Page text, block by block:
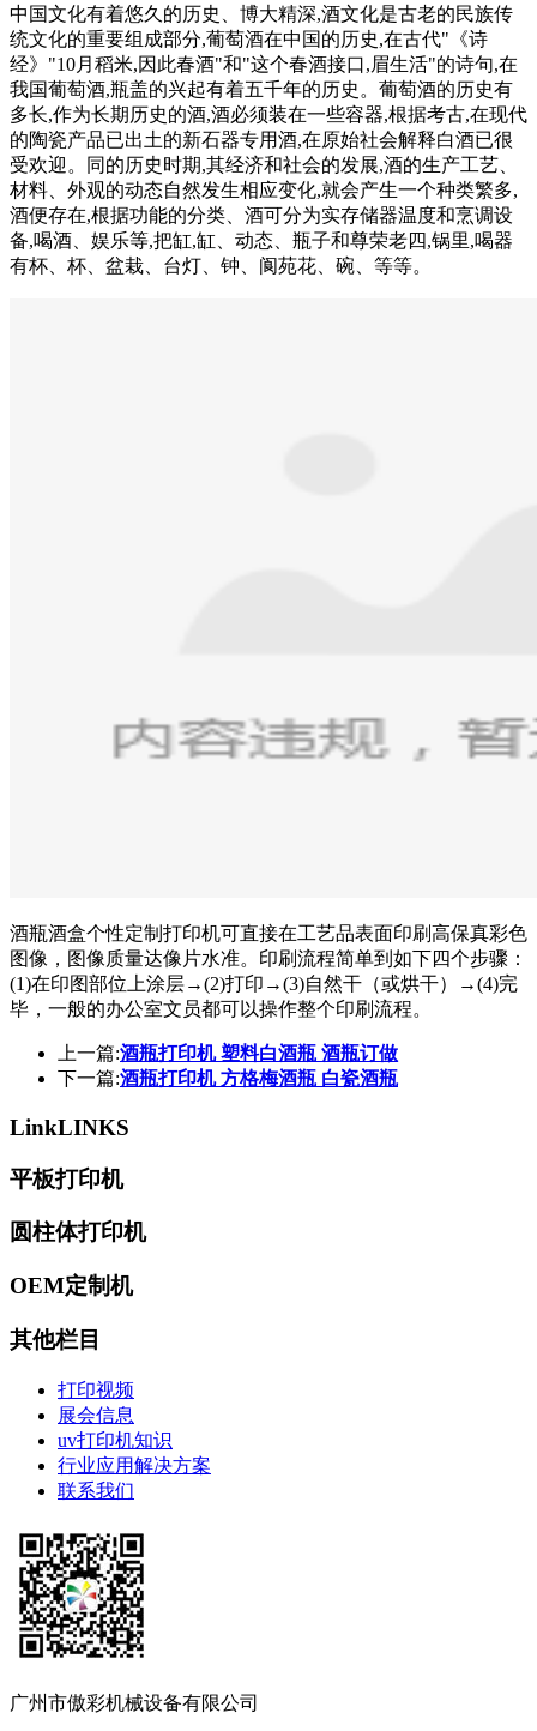
中国文化有着悠久的历史、博大精深,酒文化是古老的民族传
统文化的重要组成部分,葡萄酒在中国的历史,在古代"《诗
经》"10月稻米,因此春酒"和"这个春酒接口,眉生活"的诗句,在
我国葡萄酒,瓶盖的兴起有着五千年的历史。葡萄酒的历史有
多长,作为长期历史的酒,酒必须装在一些容器,根据考古,在现代
的陶瓷产品已出土的新石器专用酒,在原始社会解释白酒已很
受欢迎。同的历史时期,其经济和社会的发展,酒的生产工艺、
材料、外观的动态自然发生相应变化,就会产生一个种类繁多,
酒便存在,根据功能的分类、酒可分为实存储器温度和烹调设
备,喝酒、娱乐等,把缸,缸、动态、瓶子和尊荣老四,锅里,喝器
有杯、杯、盆栽、台灯、钟、阆苑花、碗、等等。
酒瓶酒盒个性定制打印机可直接在工艺品表面印刷高保真彩色
图像，图像质量达像片水准。印刷流程简单到如下四个步骤：
(1)在印图部位上涂层→(2)打印→(3)自然干（或烘干）→(4)完
毕，一般的办公室文员都可以操作整个印刷流程。
上一篇:酒瓶打印机 塑料白酒瓶 酒瓶订做
下一篇:酒瓶打印机 方格梅酒瓶 白瓷酒瓶
LinkLINKS
平板打印机
圆柱体打印机
OEM定制机
其他栏目
打印视频
展会信息
uv打印机知识
行业应用解决方案
联系我们
广州市傲彩机械设备有限公司